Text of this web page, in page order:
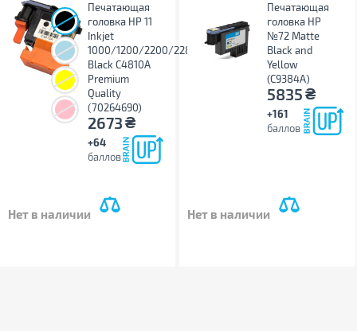
Печатающая
головка HP 11
Inkjet
1000/1200/2200/2280
Black C4810A
Premium
Quality
(70264690)
2673₴
+64
баллов
Нет в наличии
Печатающая
головка HP
№72 Matte
Black and
Yellow
(C9384A)
5835₴
+161
баллов
Нет в наличии